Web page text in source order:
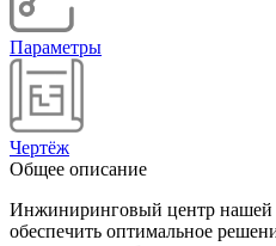
Параметры
Чертёж
Общее описание
Инжиниринговый центр нашей
обеспечить оптимальное